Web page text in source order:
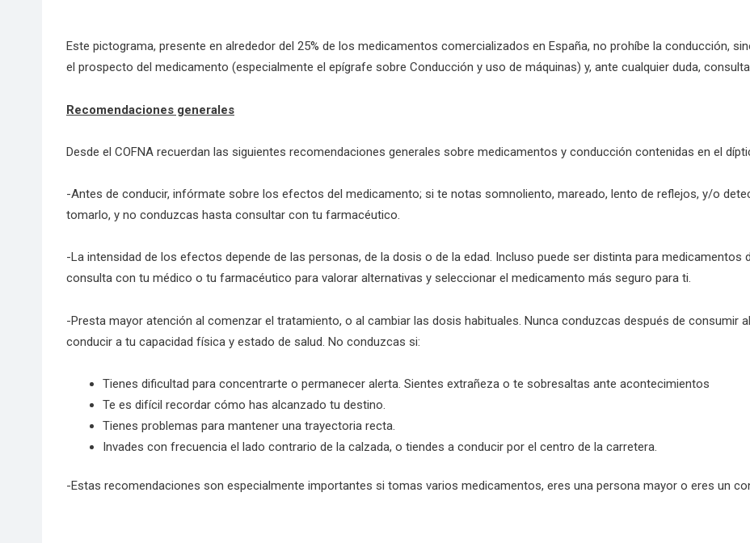
Este pictograma, presente en alrededor del 25% de los medicamentos comercializados en España, no prohíbe la conducción,
el prospecto del medicamento (especialmente el epígrafe sobre Conducción y uso de máquinas) y, ante cualquier duda,
Recomendaciones generales
Desde el COFNA recuerdan las siguientes recomendaciones generales sobre medicamentos y conducción contenidas en el
-Antes de conducir, infórmate sobre los efectos del medicamento; si te notas somnoliento, mareado, lento de reflejos, y/o
tomarlo, y no conduzcas hasta consultar con tu farmacéutico.
-La intensidad de los efectos depende de las personas, de la dosis o de la edad. Incluso puede ser distinta para medicamentos
consulta con tu médico o tu farmacéutico para valorar alternativas y seleccionar el medicamento más seguro para ti.
-Presta mayor atención al comenzar el tratamiento, o al cambiar las dosis habituales. Nunca conduzcas después de consumir
conducir a tu capacidad física y estado de salud. No conduzcas si:
Tienes dificultad para concentrarte o permanecer alerta. Sientes extrañeza o te sobresaltas ante acontecimientos
Te es difícil recordar cómo has alcanzado tu destino.
Tienes problemas para mantener una trayectoria recta.
Invades con frecuencia el lado contrario de la calzada, o tiendes a conducir por el centro de la carretera.
-Estas recomendaciones son especialmente importantes si tomas varios medicamentos, eres una persona mayor o eres un